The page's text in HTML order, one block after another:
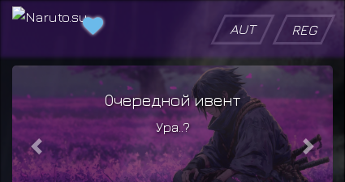
AUT REG
ивент
Ура..?
Ивенты
Больше
Previous Next